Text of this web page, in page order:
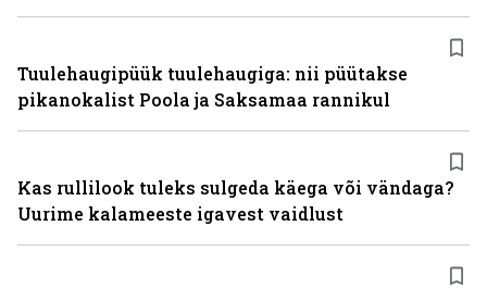
Tuulehaugipüük tuulehaugiga: nii püütakse
pikanokalist Poola ja Saksamaa rannikul
Kas rullilook tuleks sulgeda käega või vändaga?
Uurime kalameeste igavest vaidlust